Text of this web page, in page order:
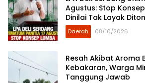
Agustus: Stop
Dinilai Tak Layak
Daerah 08/10/2026
Resah Akibat Aroma
Kebakaran, Warga
Tanggung Jawab